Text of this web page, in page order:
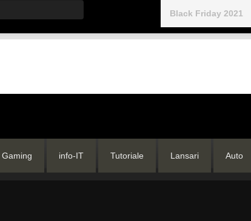
Black Friday 2021
Gaming info-IT Tutoriale Lansari Auto